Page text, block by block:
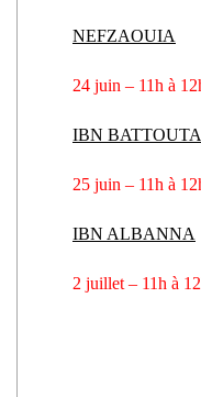
NEFZAOUIA
24 juin – 11h à
IBN BATTOUTA
25 juin – 11h à
IBN ALBANNA
2 juillet – 11h à